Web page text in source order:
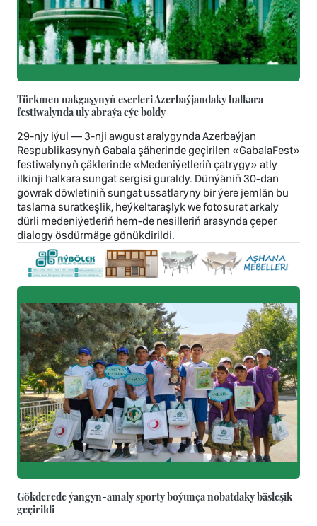
Türkmen nakgaşynyň eserleri Azerbaýjandaky halkara
festiwalynda uly abraýa eýe boldy
29-njy iýul — 3-nji awgust aralygynda Azerbaýjan
Respublikasynyň Gabala şäherinde geçirilen «GabalaFest»
festiwalynyň çäklerinde «Medeniýetleriň çatrygy» atly
ilkinji halkara sungat sergisi guraldy. Dünýäniň 30-dan
gowrak döwletiniň sungat ussatlaryny bir ýere jemlän bu
taslama suratkeşlik, heýkeltaraşlyk we fotosurat arkaly
dürli medeniýetleriň hem-de nesilleriň arasynda çeper
dialogy ösdürmäge gönükdirildi.
Gökderede ýangyn-amaly sporty boýunça nobatdaky bäsleşik
geçirildi